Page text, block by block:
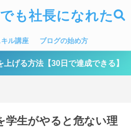
も社長になれた
ル講座 ブログの始め方
上げる方法【30日で達成できる】
学生がやると危ない理